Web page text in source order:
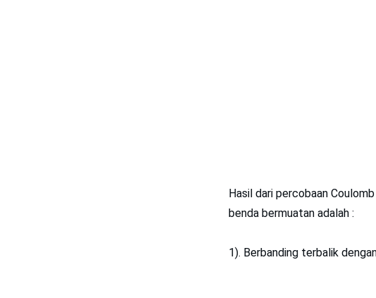
Hasil dari percobaan
benda bermuatan adalah :
1). Berbanding terbalik